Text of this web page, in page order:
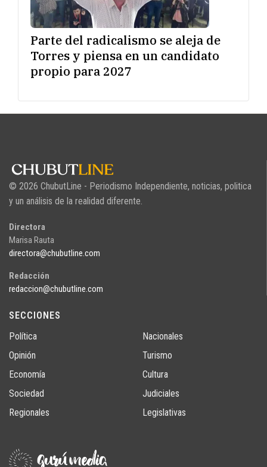
Parte del radicalismo se aleja de
Torres y piensa en un candidato
propio para 2027
© 2026 ChubutLine - Periodismo Independiente, noticias, politica
y un análisis de la realidad diferente.
Directora
Marisa Rauta
directora@chubutline.com
Redacción
redaccion@chubutline.com
SECCIONES
Política
Opinión
Economía
Sociedad
Regionales
Nacionales
Turismo
Cultura
Judiciales
Legislativas